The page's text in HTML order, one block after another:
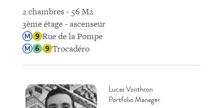
2 chambres - 56 M2
3ème étage - ascenseur
Rue de la Pompe
Trocadéro
Lucas Vonthron
Portfolio Manager